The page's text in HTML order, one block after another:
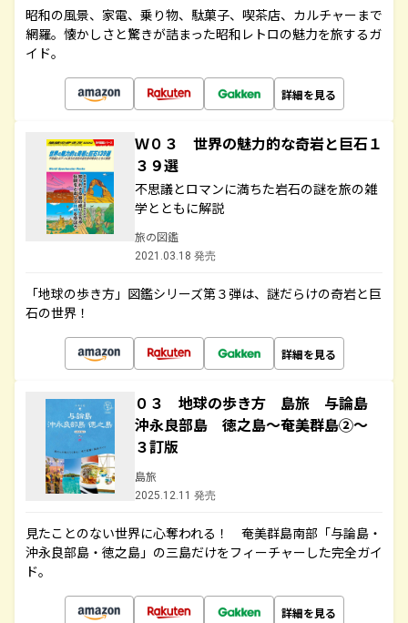
昭和の風景、家電、乗り物、駄菓子、喫茶店、カルチャーまで
網羅。懐かしさと驚きが詰まった昭和レトロの魅力を旅するガ
イド。
詳細を見る
Ｗ０３ 世界の魅力的な奇岩と巨石１
３９選
不思議とロマンに満ちた岩石の謎を旅の雑
学とともに解説
旅の図鑑
2021.03.18 発売
「地球の歩き方」図鑑シリーズ第３弾は、謎だらけの奇岩と巨
石の世界！
詳細を見る
０３ 地球の歩き方 島旅 与論島
沖永良部島 徳之島～奄美群島②～
３訂版
島旅
2025.12.11 発売
見たことのない世界に心奪われる！ 奄美群島南部「与論島・
沖永良部島・徳之島」の三島だけをフィーチャーした完全ガイ
ド。
詳細を見る